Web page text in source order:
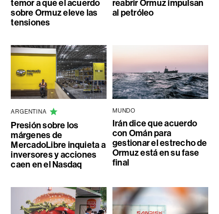
temor a que el acuerdo
sobre Ormuz eleve las
tensiones
reabrir Ormuz impulsan
al petróleo
ARGENTINA
Presión sobre los
márgenes de
MercadoLibre inquieta a
inversores y acciones
caen en el Nasdaq
MUNDO
Irán dice que acuerdo
con Omán para
gestionar el estrecho de
Ormuz está en su fase
final